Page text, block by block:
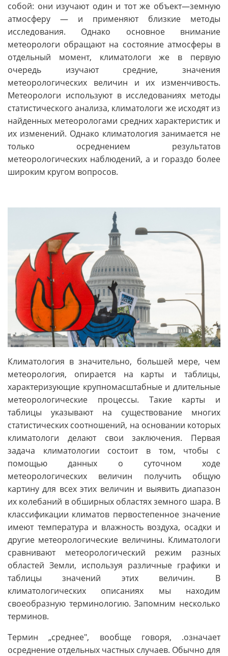
собой: они изучают один и тот же объект—земную
атмосферу — и применяют близкие методы
исследования. Однако основное внимание
метеорологи обращают на состояние атмосферы в
отдельный момент, климатологи же в первую
очередь изучают средние, значения
метеорологических величин и их изменчивость.
Метеорологи используют в исследованиях методы
статистического анализа, климатологи же исходят из
найденных метеорологами средних характеристик и
их изменений. Однако климатология занимается не
только осреднением результатов
метеорологических наблюдений, а и гораздо более
широким кругом вопросов.
Климатология в значительно, большей мере, чем
метеорология, опирается на карты и таблицы,
характеризующие крупномасштабные и длительные
метеорологические процессы. Такие карты и
таблицы указывают на существование многих
статистических соотношений, на основании которых
климатологи делают свои заключения. Первая
задача климатологии состоит в том, чтобы с
помощью данных о суточном ходе
метеорологических величин получить общую
картину для всех этих величин и выявить диапазон
их колебаний в обширных областях земного шара. В
классификации климатов первостепенное значение
имеют температура и влажность воздуха, осадки и
другие метеорологические величины. Климатологи
сравнивают метеорологический режим разных
областей Земли, используя различные графики и
таблицы значений этих величин. В
климатологических описаниях мы находим
своеобразную терминологию. Запомним несколько
терминов.
Термин „среднее", вообще говоря, .означает
осреднение отдельных частных случаев. Обычно для